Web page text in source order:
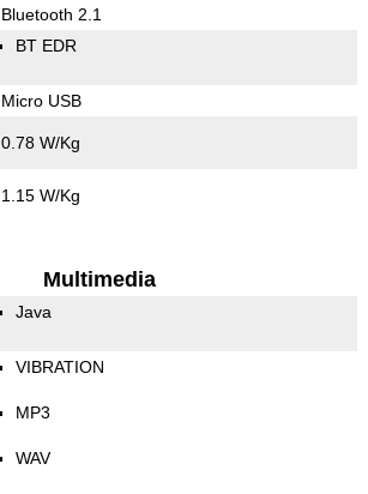
Bluetooth 2.1
BT EDR
Micro USB
0.78 W/Kg
1.15 W/Kg
Multimedia
Java
VIBRATION
MP3
WAV